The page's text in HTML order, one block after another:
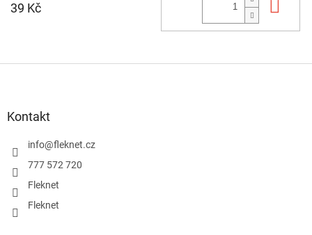
39 Kč
Kontakt
info@fleknet.cz
777 572 720
Fleknet
Fleknet